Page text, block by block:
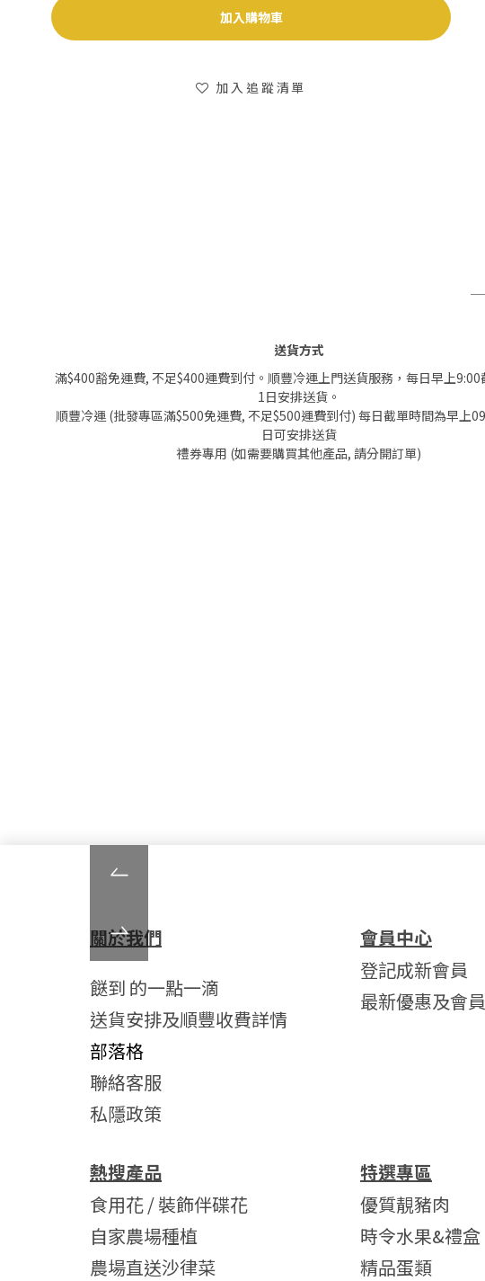
加入購物車
加入追蹤清單
送貨方式
滿$400豁免運費, 不足$400運費到付。順豐冷運上門送貨服務，每日早上9:00
1日安排送貨。
順豐冷運 (批發專區滿$500免運費, 不足$500運費到付) 每日截單時間為早上
日可安排送貨
禮券專用 (如需要購買其他產品, 請分開訂單)
關於我們
餸到 的一點一滴
送貨安排及順豐收費詳情
部落格
聯絡客服
私隱政策
會員中心
登記成新會員
最新優惠及會
熱搜產品
食用花 / 裝飾伴碟花
自家農場種植
農場直送沙律菜
特選專區
優質靚豬肉
時令水果&禮盒
精品蛋類